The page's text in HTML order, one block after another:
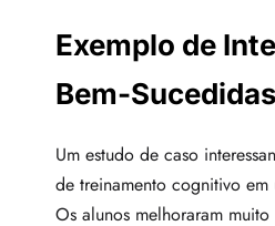
Exemplo de
Bem-Sucedidas
Um estudo de caso
de treinamento cognitivo
Os alunos melhoraram